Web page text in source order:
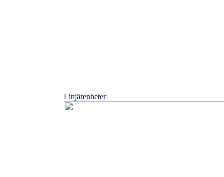
Linjärenheter